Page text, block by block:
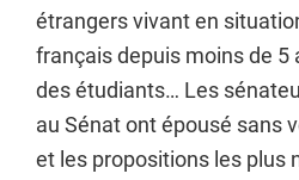
étrangers vivant en
français depuis moins de 5
des étudiants… Les
au Sénat ont épousé sans
et les propositions les plus